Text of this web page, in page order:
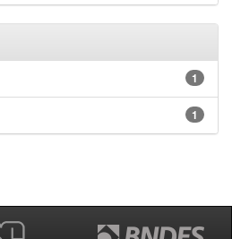
1
1